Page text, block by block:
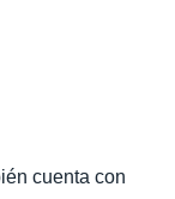
cuenta con